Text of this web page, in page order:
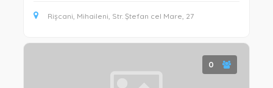
Rișcani, Mihaileni, Str. Ștefan cel Mare, 27
0